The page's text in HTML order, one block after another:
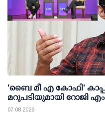
'ബൈ മീ എ കോഫി'
മറുപടിയുമായി റോജി
07 08 2026